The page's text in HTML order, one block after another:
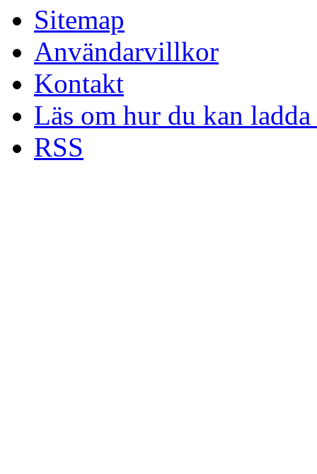
Sitemap
Användarvillkor
Kontakt
Läs om hur du kan
RSS